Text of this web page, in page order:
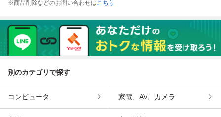
※商品削除などのお問い合わせはこちら
別のカテゴリで探す
コンピュータ 家電、AV、カメラ